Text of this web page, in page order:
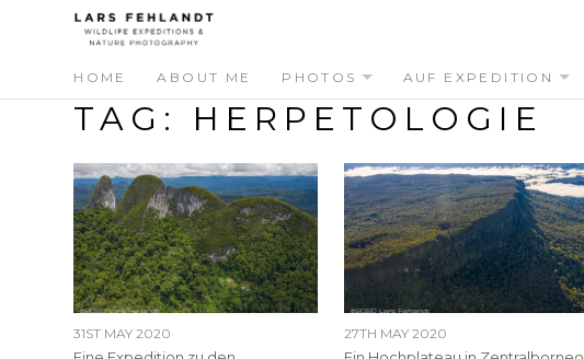
Skip
to
content
HOME ABOUT ME PHOTOS AUF EXPEDITION
TAG: HERPETOLOGIE
31ST MAY 2020 27TH MAY 2020